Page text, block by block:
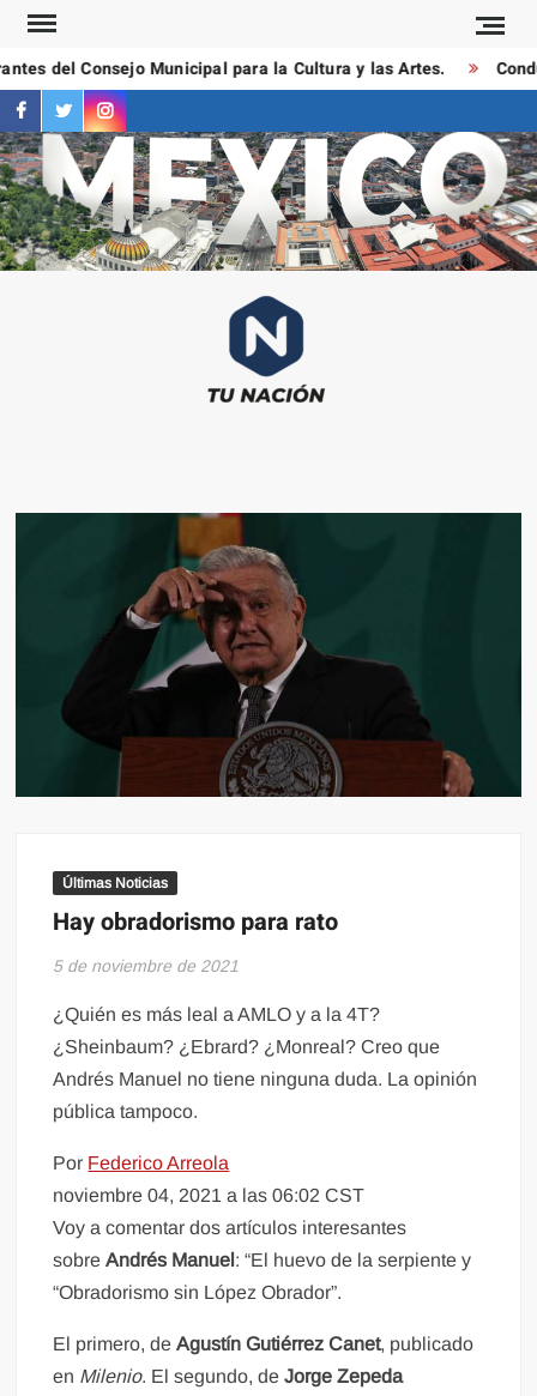
Saltar
contenido
del Consejo Municipal para la Cultura y las Artes.
facebook
twitterinstagram
Últimas Noticias
Hay obradorismo para rato
5 de noviembre de 2021
¿Quién es más leal a AMLO y a la 4T?
¿Sheinbaum? ¿Ebrard? ¿Monreal? Creo que
Andrés Manuel no tiene ninguna duda. La opinión
pública tampoco.
Por Federico Arreola
noviembre 04, 2021 a las 06:02 CST
Voy a comentar dos artículos interesantes
sobreAndrés Manuel : “El huevo de la serpiente y
“Obradorismo sin López Obrador”.
El primero, deAgustín Gutiérrez Canet, publicado
en Milenio. El segundo, deJorge Zepeda